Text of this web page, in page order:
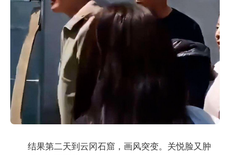
结果第二天到云冈石窟，画风突变。关悦脸又肿